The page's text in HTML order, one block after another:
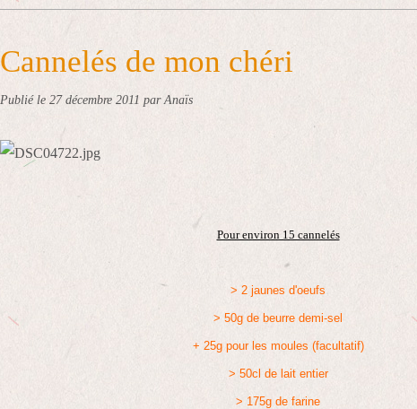
Cannelés de mon chéri
Publié le 27 décembre 2011 par Anaïs
Pour environ 15 cannelés
> 2 jaunes d'oeufs
> 50g de beurre demi-sel
+ 25g pour les moules (facultatif)
> 50cl de lait entier
> 175g de farine